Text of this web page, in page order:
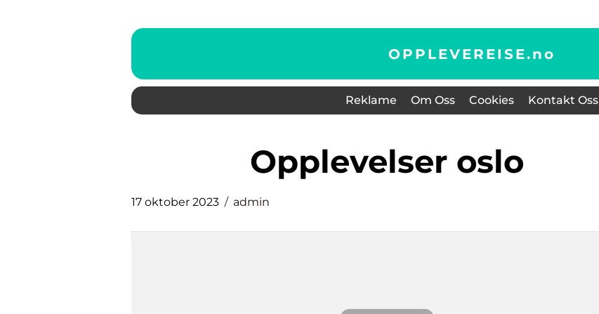
OPPLEVEREISE.no
Reklame Om Oss Cookies Kontakt Oss
opplevelser oslo
17 oktober 2023 admin